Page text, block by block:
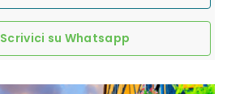
Scrivici su Whatsapp